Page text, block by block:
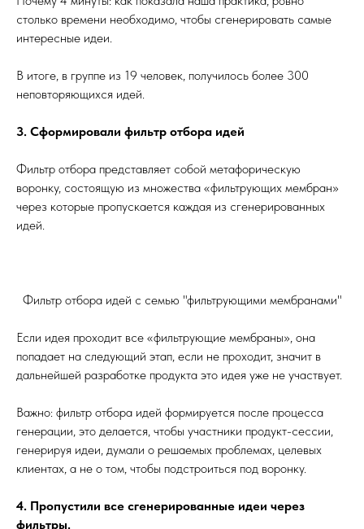
столько времени необходимо, чтобы сгенерировать самые
интересные идеи.
В итоге, в группе из 19 человек, получилось более 300
неповторяющихся идей.
3. Сформировали фильтр отбора идей
Фильтр отбора представляет собой метафорическую
воронку, состоящую из множества «фильтрующих мембран»
через которые пропускается каждая из сгенерированных
идей.
Фильтр отбора идей с семью "фильтрующими мембранами"
Если идея проходит все «фильтрующие мембраны», она
попадает на следующий этап, если не проходит, значит в
дальнейшей разработке продукта это идея уже не участвует.
Важно: фильтр отбора идей формируется после процесса
генерации, это делается, чтобы участники продукт-сессии,
генерируя идеи, думали о решаемых проблемах, целевых
клиентах, а не о том, чтобы подстроиться под воронку.
4. Пропустили все сгенерированные идеи через
фильтры.